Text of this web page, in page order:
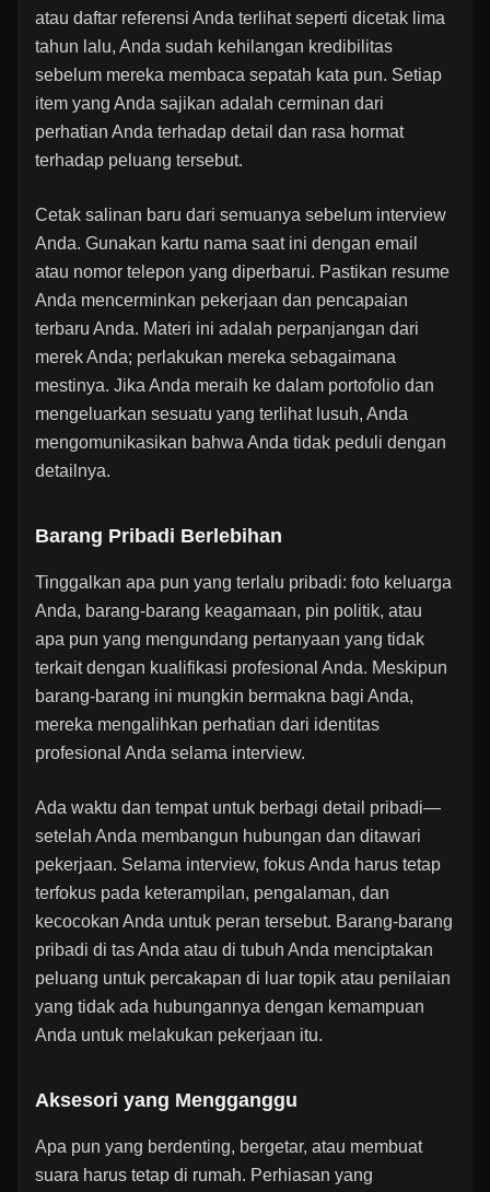
atau daftar referensi Anda terlihat seperti dicetak lima
tahun lalu, Anda sudah kehilangan kredibilitas
sebelum mereka membaca sepatah kata pun. Setiap
item yang Anda sajikan adalah cerminan dari
perhatian Anda terhadap detail dan rasa hormat
terhadap peluang tersebut.
Cetak salinan baru dari semuanya sebelum interview
Anda. Gunakan kartu nama saat ini dengan email
atau nomor telepon yang diperbarui. Pastikan resume
Anda mencerminkan pekerjaan dan pencapaian
terbaru Anda. Materi ini adalah perpanjangan dari
merek Anda; perlakukan mereka sebagaimana
mestinya. Jika Anda meraih ke dalam portofolio dan
mengeluarkan sesuatu yang terlihat lusuh, Anda
mengomunikasikan bahwa Anda tidak peduli dengan
detailnya.
Barang Pribadi Berlebihan
Tinggalkan apa pun yang terlalu pribadi: foto keluarga
Anda, barang-barang keagamaan, pin politik, atau
apa pun yang mengundang pertanyaan yang tidak
terkait dengan kualifikasi profesional Anda. Meskipun
barang-barang ini mungkin bermakna bagi Anda,
mereka mengalihkan perhatian dari identitas
profesional Anda selama interview.
Ada waktu dan tempat untuk berbagi detail pribadi—
setelah Anda membangun hubungan dan ditawari
pekerjaan. Selama interview, fokus Anda harus tetap
terfokus pada keterampilan, pengalaman, dan
kecocokan Anda untuk peran tersebut. Barang-barang
pribadi di tas Anda atau di tubuh Anda menciptakan
peluang untuk percakapan di luar topik atau penilaian
yang tidak ada hubungannya dengan kemampuan
Anda untuk melakukan pekerjaan itu.
Aksesori yang Mengganggu
Apa pun yang berdenting, bergetar, atau membuat
suara harus tetap di rumah. Perhiasan yang